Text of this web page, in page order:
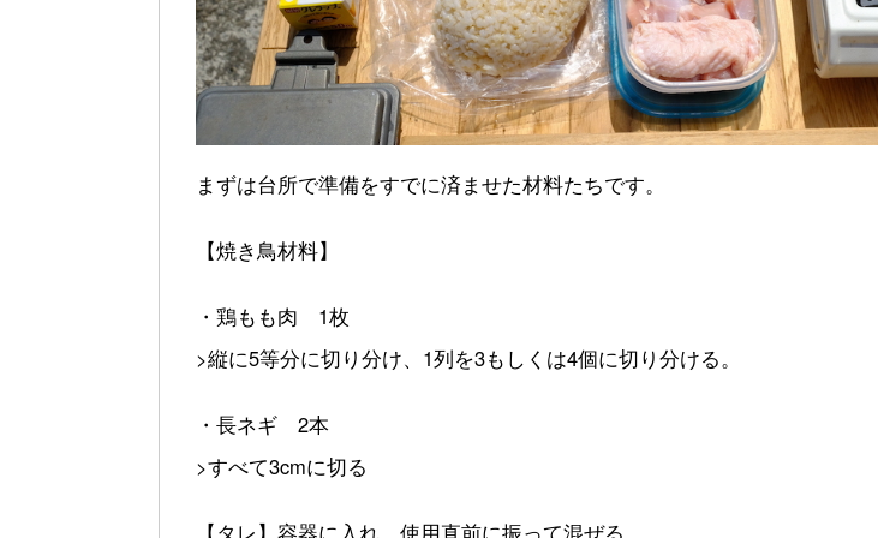
まずは台所で準備をすでに済ませた材料たちです。
【焼き鳥材料】
・鶏もも肉 1枚
>縦に5等分に切り分け、1列を3もしくは4個に切り分ける。
・長ネギ 2本
>すべて3cmに切る